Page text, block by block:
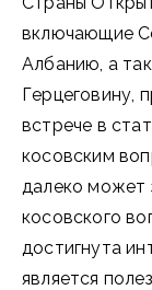
включающие
Албанию, а
Герцеговину,
встрече в
косовским
далеко может
косовского
достигнута
является